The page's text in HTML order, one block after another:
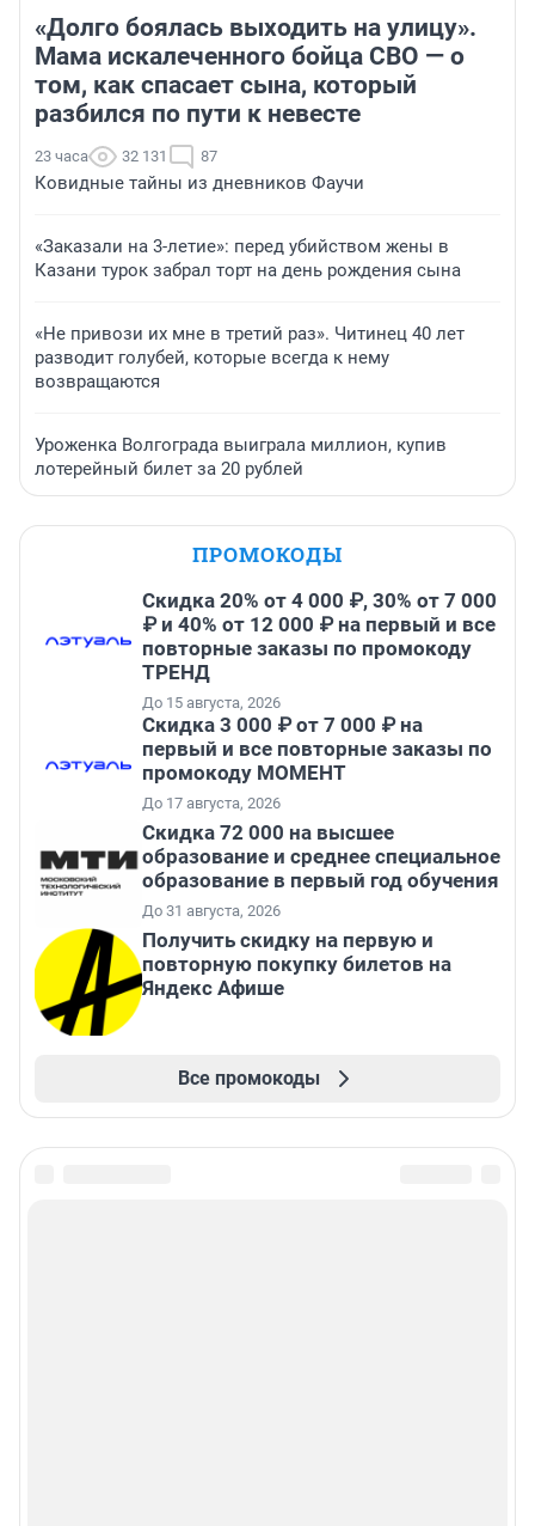
«Долго боялась выходить на улицу».
Мама искалеченного бойца СВО — о
том, как спасает сына, который
разбился по пути к невесте
23 часа 32 131 87
Ковидные тайны из дневников Фаучи
«Заказали на 3-летие»: перед убийством жены в
Казани турок забрал торт на день рождения сына
«Не привози их мне в третий раз». Читинец 40 лет
разводит голубей, которые всегда к нему
возвращаются
Уроженка Волгограда выиграла миллион, купив
лотерейный билет за 20 рублей
ПРОМОКОДЫ
Скидка 20% от 4 000 ₽, 30% от 7 000
₽ и 40% от 12 000 ₽ на первый и все
повторные заказы по промокоду
ТРЕНД
До 15 августа, 2026
Скидка 3 000 ₽ от 7 000 ₽ на
первый и все повторные заказы по
промокоду МОМЕНТ
До 17 августа, 2026
Скидка 72 000 на высшее
образование и среднее специальное
образование в первый год обучения
До 31 августа, 2026
Получить скидку на первую и
повторную покупку билетов на
Яндекс Афише
Все промокоды